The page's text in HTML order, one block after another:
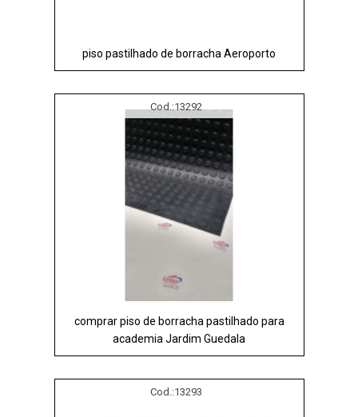
piso pastilhado de borracha Aeroporto
Cod.:13292
comprar piso de borracha pastilhado para
academia Jardim Guedala
Cod.:13293